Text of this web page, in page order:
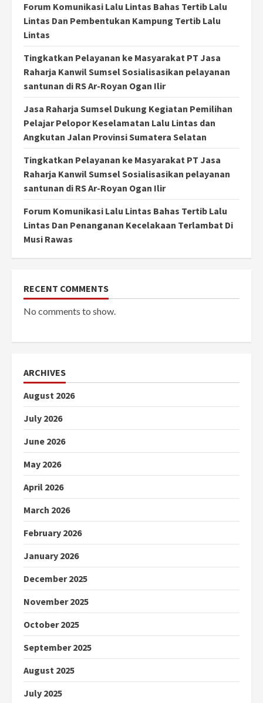
Forum Komunikasi Lalu Lintas Bahas Tertib Lalu
Lintas Dan Pembentukan Kampung Tertib Lalu
Lintas
Tingkatkan Pelayanan ke Masyarakat PT Jasa
Raharja Kanwil Sumsel Sosialisasikan pelayanan
santunan di RS Ar-Royan Ogan Ilir
Jasa Raharja Sumsel Dukung Kegiatan Pemilihan
Pelajar Pelopor Keselamatan Lalu Lintas dan
Angkutan Jalan Provinsi Sumatera Selatan
Tingkatkan Pelayanan ke Masyarakat PT Jasa
Raharja Kanwil Sumsel Sosialisasikan pelayanan
santunan di RS Ar-Royan Ogan Ilir
Forum Komunikasi Lalu Lintas Bahas Tertib Lalu
Lintas Dan Penanganan Kecelakaan Terlambat Di
Musi Rawas
RECENT COMMENTS
No comments to show.
ARCHIVES
August 2026
July 2026
June 2026
May 2026
April 2026
March 2026
February 2026
January 2026
December 2025
November 2025
October 2025
September 2025
August 2025
July 2025